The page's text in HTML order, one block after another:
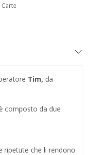
Carte
Tim, da
composto da due
ripetute che li rendono